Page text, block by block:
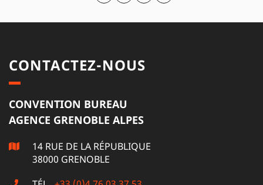
CONTACTEZ-NOUS
CONVENTION BUREAU
AGENCE GRENOBLE ALPES
14 RUE DE LA RÉPUBLIQUE
38000 GRENOBLE